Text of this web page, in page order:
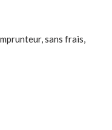
sans frais,